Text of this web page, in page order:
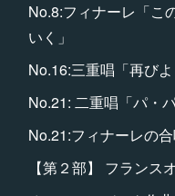
No.8:フィナーレ「こ
いく」
No.16:三重唱「再びよ
No.21: 二重唱「パ・
No.21:フィナーレの
【第２部】 フランス